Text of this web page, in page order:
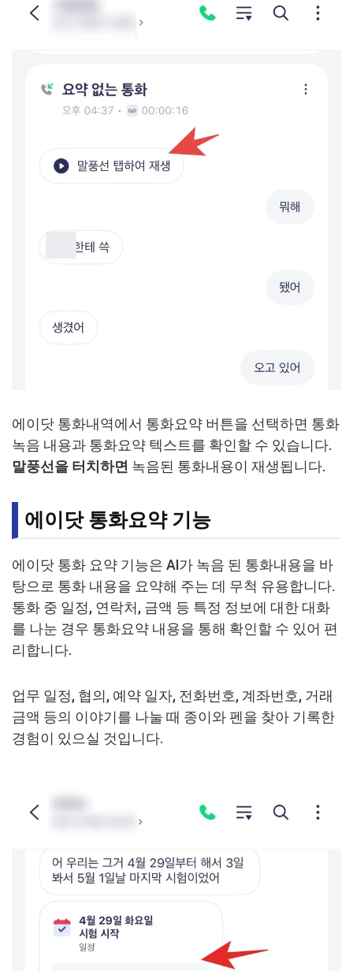
에이닷 통화내역에서 통화요약 버튼을 선택하면 통화
녹음 내용과 통화요약 텍스트를 확인할 수 있습니다.
말풍선을 터치하면 녹음된 통화내용이 재생됩니다.
에이닷 통화요약 기능
에이닷 통화 요약 기능은 AI가 녹음 된 통화내용을 바
탕으로 통화 내용을 요약해 주는 데 무척 유용합니다.
통화 중 일정, 연락처, 금액 등 특정 정보에 대한 대화
를 나눈 경우 통화요약 내용을 통해 확인할 수 있어 편
리합니다.
업무 일정, 협의, 예약 일자, 전화번호, 계좌번호, 거래
금액 등의 이야기를 나눌 때 종이와 펜을 찾아 기록한
경험이 있으실 것입니다.